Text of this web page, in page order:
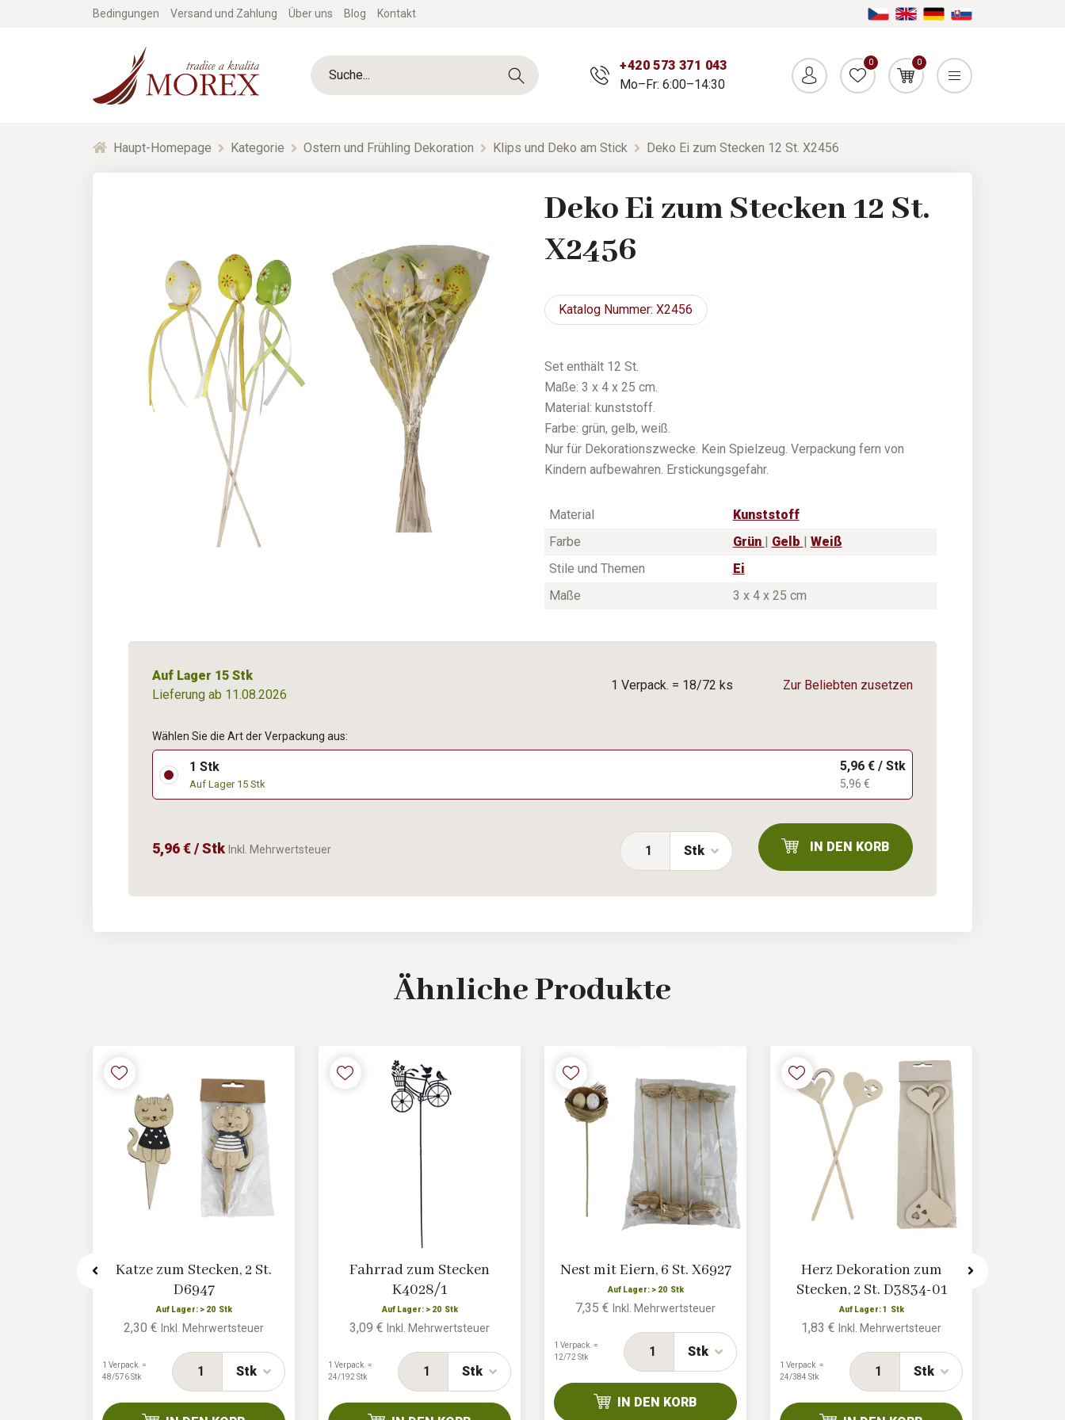
Bedingungen Versand und Zahlung Über uns Blog Kontakt
+420 573 371 043
Mo–Fr: 6:00–14:30
0 0
Haupt-Homepage Kategorie Ostern und Frühling Dekoration Klips und Deko am Stick Deko Ei zum Stecken 12 St. X2456
Deko Ei zum Stecken 12 St.
X2456
Katalog Nummer: X2456
Set enthält 12 St.
Maße: 3 x 4 x 25 cm.
Material: kunststoff.
Farbe: grün, gelb, weiß.
Nur für Dekorationszwecke. Kein Spielzeug. Verpackung fern von
Kindern aufbewahren. Erstickungsgefahr.
Material
Kunststoff
Farbe
Grün Gelb
Weiß
Stile und Themen
Ei
Maße
3 x 4 x 25 cm
Auf Lager 15 Stk
Lieferung ab 11.08.2026
1 Verpack. = 18/72 ks Zur Beliebten zusetzen
Wählen Sie die Art der Verpackung aus:
1 Stk
Auf Lager 15 Stk
5,96 € / Stk
5,96 €
5,96 € / Stk Inkl. Mehrwertsteuer Stk IN DEN KORB
ÄhnlicheProdukte
Katze zum Stecken, 2 St.
D6947
Auf Lager: > 20 Stk
2,30 € Inkl. Mehrwertsteuer
Stk
1 Verpack. =
48/576 Stk
Fahrrad zum Stecken
K4028/1
Auf Lager: > 20 Stk
3,09 € Inkl. Mehrwertsteuer
Stk
1 Verpack. =
24/192 Stk
Nest mit Eiern, 6 St. X6927
Auf Lager: > 20 Stk
7,35 € Inkl. Mehrwertsteuer
Stk
1 Verpack. =
12/72 Stk
IN DEN KORB
Herz Dekoration zum
Stecken, 2 St. D3834-01
Auf Lager: 1 Stk
1,83 € Inkl. Mehrwertsteuer
Stk
1 Verpack. =
24/384 Stk